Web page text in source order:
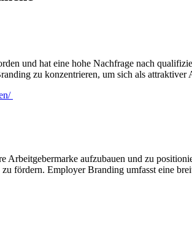
und hat eine hohe Nachfrage nach
zu konzentrieren, um sich als attraktiver
aufzubauen und zu
fördern. Employer Branding umfasst eine